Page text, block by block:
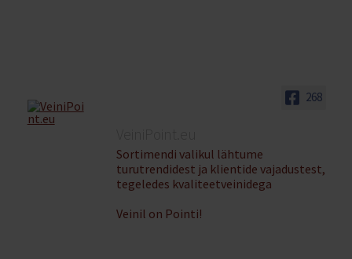
268
Sortimendi valikul lähtume
turutrendidest ja klientide vajadustest,
tegeledes kvaliteetveinidega
Veinil on Pointi!